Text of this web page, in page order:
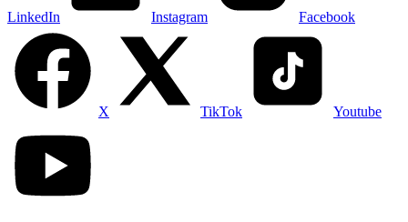
LinkedIn Instagram Facebook
X TikTok Youtube